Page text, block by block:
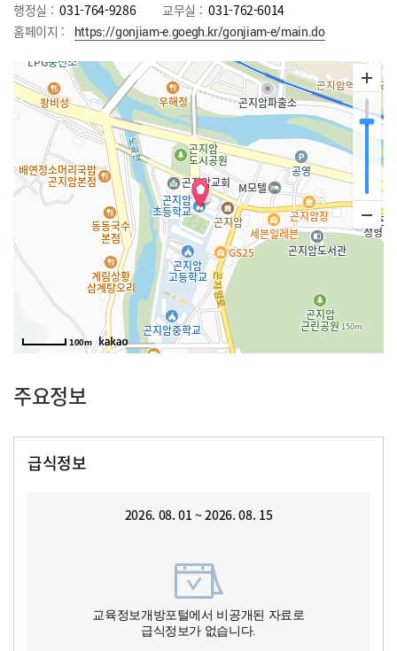
행정실 : 031-764-9286 교무실 : 031-762-6014
홈페이지 :
https://gonjiam-e.goegh.kr/gonjiam-e/main.do
100m
주요정보
급식정보
2026. 08. 01 ~ 2026. 08. 15
교육정보개방포털에서 비공개된 자료로
급식정보가 없습니다.